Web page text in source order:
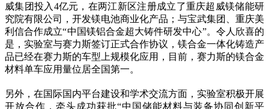
威集团投入4亿元，在两江新区注册成立了重庆超威镁储能研
究院有限公司，开发镁电池商业化产品；与宝武集团、重庆美
利信合作成立“中国镁铝合金超大铸件研发中心”。令人欣喜的
是，实验室与赛力斯签订正式合作协议，镁合金一体化铸造产
品已经在赛力斯的车型上规模化应用，目前，赛力斯的镁合金
材料单车应用量位居全国第一。
另外，在国际国内平台建设和学术交流方面，实验室积极开展
开放合作，牵头成功获批“中国储能材料与装备协同创新平